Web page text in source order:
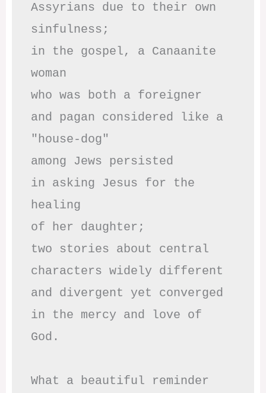
Assyrians due to their own
sinfulness;
in the gospel, a Canaanite
woman
who was both a foreigner
and pagan considered like a
"house-dog"
among Jews persisted
in asking Jesus for the
healing
of her daughter;
two stories about central
characters widely different
and divergent yet converged
in the mercy and love of
God.
What a beautiful reminder